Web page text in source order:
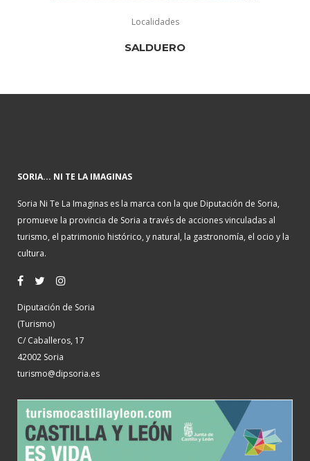
Localidades
SALDUERO
SORIA... NI TE LA IMAGINAS
Soria Ni Te La Imaginas es la marca con la que Diputación de Soria,
promueve la provincia de Soria a través de acciones vinculadas al
turismo, el patrimonio histórico, y natural, la gastronomía, el ocio y la
cultura.
Diputación de Soria
(Turismo)
C/ Caballeros, 17
42002 Soria
turismo@dipsoria.es